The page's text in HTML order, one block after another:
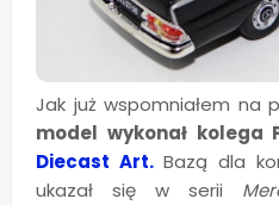
Jak już wspomniałem na
model wykonał
Diecast Art.Bazą dla
ukazał się w serii